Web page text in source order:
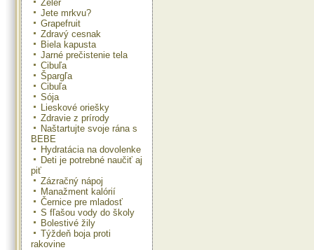
Zeler
Jete mrkvu?
Grapefruit
Zdravý cesnak
Biela kapusta
Jarné prečistenie tela
Cibuľa
Špargľa
Cibuľa
Sója
Lieskové oriešky
Zdravie z prírody
Naštartujte svoje rána s
BEBE
Hydratácia na dovolenke
Deti je potrebné naučiť aj
piť
Zázračný nápoj
Manažment kalórií
Černice pre mladosť
S fľašou vody do školy
Bolestivé žily
Týždeň boja proti
rakovine